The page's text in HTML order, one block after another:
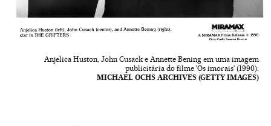
Anjelica Huston, John Cusack e Annette Bening em uma imagem
publicitária do filme 'Os imorais’ (1990).
MICHAEL OCHS ARCHIVES (GETTY IMAGES)